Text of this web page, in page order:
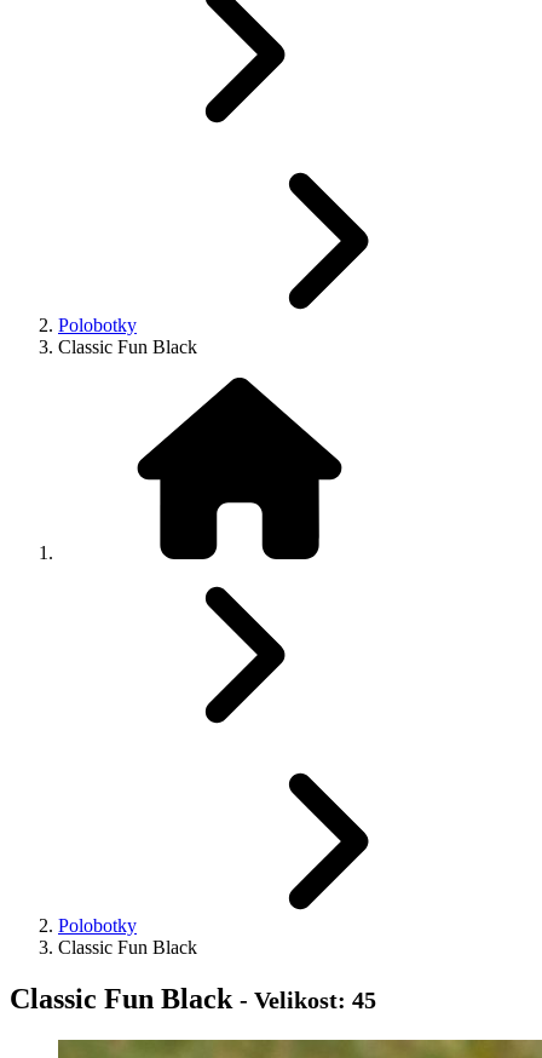
Polobotky
Classic Fun Black
Polobotky
Classic Fun Black
Classic Fun Black - Velikost: 45